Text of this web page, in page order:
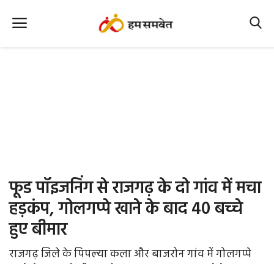
Office Office
Political Gossips
Farm & Food
फूड पॉइजनिंग से राजगढ़ के दो गांव में मचा
हड़कंप, गोलगप्पे खाने के बाद 40 बच्चे
हुए बीमार
राजगढ़ जिले के पिपल्या कला और बाजरोन गांव में गोलगप्पे